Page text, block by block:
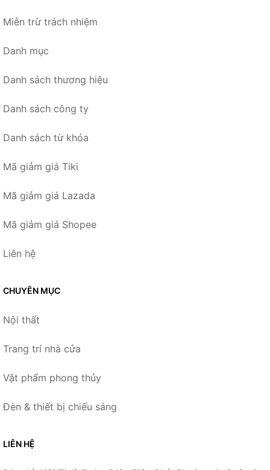
Miễn trừ trách nhiệm
Danh mục
Danh sách thương hiệu
Danh sách công ty
Danh sách từ khóa
Mã giảm giá Tiki
Mã giảm giá Lazada
Mã giảm giá Shopee
Liên hệ
CHUYÊN MỤC
Nội thất
Trang trí nhà cửa
Vật phẩm phong thủy
Đèn & thiết bị chiếu sáng
LIÊN HỆ